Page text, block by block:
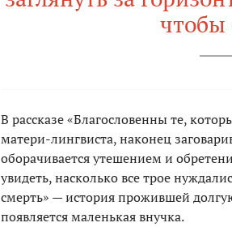
чтобы
В рассказе «Благословенны те,
матери-лингвиста, наконец
оборачивается утешением и
увидеть, насколько все трое
смерть» — история прожившей
появляется маленькая внучка.